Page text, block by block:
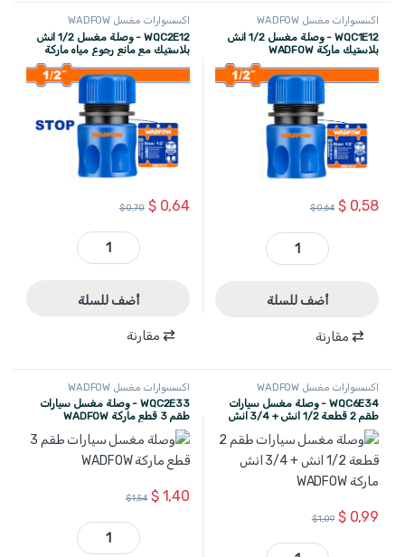
اكسسوارات مغسل WADFOW
WQC1E12 - وصلة مغسل 1/2 انش
بلاستيك ماركة WADFOW
$0,58
$0,64
WQC1E12 - وصلة مغسل 1/2 انش بلاستيك ماركة WADFOW quantity
أضف للسلة
مقارنة
اكسسوارات مغسل WADFOW
WQC2E12 - وصلة مغسل 1/2 انش
بلاستيك مع مانع رجوع مياه ماركة
$0,64
$0,70
WQC2E12 - وصلة مغسل 1/2 انش بلاستيك مع مانع رجوع مياه ماركة WADFOW quantity
أضف للسلة
مقارنة
اكسسوارات مغسل WADFOW
WQC6E34 - وصلة مغسل سيارات
طقم 2 قطعة 1/2 انش + 3/4 انش
ماركة WADFOW
$0,99
$1,09
اكسسوارات مغسل WADFOW
WQC2E33 - وصلة مغسل سيارات
طقم 3 قطع ماركة WADFOW
$1,40
$1,54
WQC2E33 - وصلة مغسل سيارات طقم 3 قطع ماركة WADFOW quantity